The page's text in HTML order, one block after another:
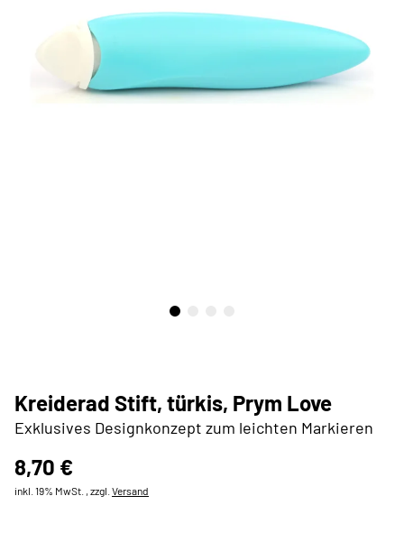
Kreiderad Stift, türkis, Prym Love
Exklusives Designkonzept zum leichten Markieren
8,70 €
inkl. 19% MwSt. , zzgl. Versand